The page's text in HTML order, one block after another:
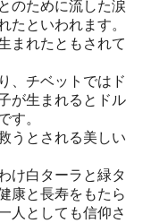
のために流した涙
たといわれます。
まれたともされて
、チベットではド
が生まれるとドル
す。
うとされる美しい
け白ターラと緑タ
康と長寿をもたら
人としても信仰さ